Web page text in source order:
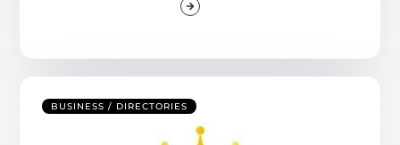
BUSINESS / DIRECTORIES